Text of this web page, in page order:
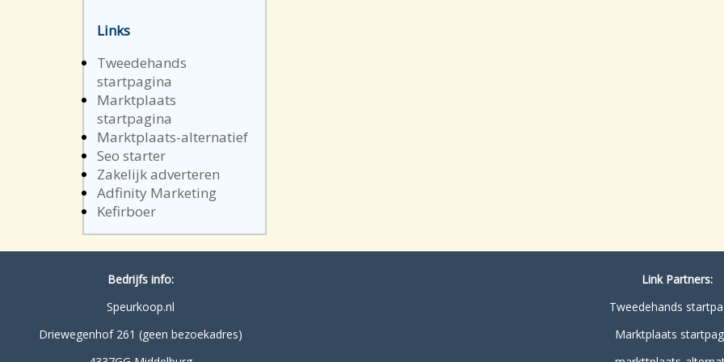
Links
Tweedehands
startpagina
Marktplaats
startpagina
Marktplaats-alternatief
Seo starter
Zakelijk adverteren
Adfinity Marketing
Kefirboer
Bedrijfs info:
Speurkoop.nl
Driewegenhof 261 (geen bezoekadres)
Link Partners:
Tweedehands
Marktplaats